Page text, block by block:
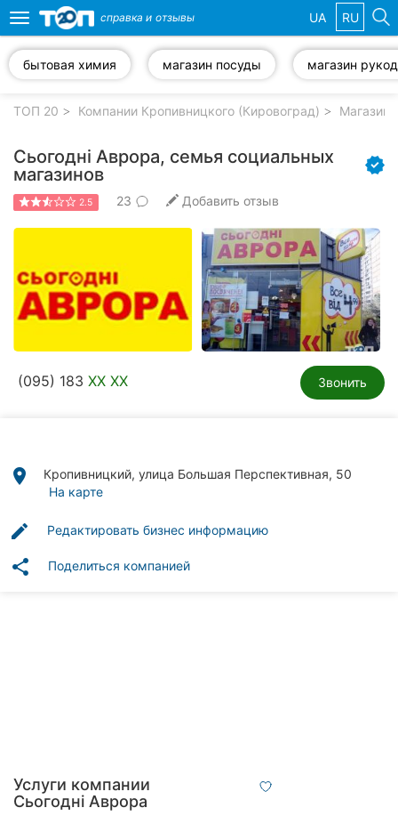
компании
Популярные
рубрики:
Частные
клиники
Все
рубрики
Тернополь
Toggle
navigation
справка и отзывы UA RU
бытовая химия магазин посуды
ТОП 20 Компании Кропивницкого (Кировоград)
Сьогодні Аврора, семья социальных
магазинов
2.5 23 Добавить отзыв
(095) 183 XX XX Звонить
place
Кропивницкий, улица Большая Перспективная, 50
На карте
edit Редактировать бизнес информацию
share Поделиться компанией
Услуги компании
Сьогодні Аврора